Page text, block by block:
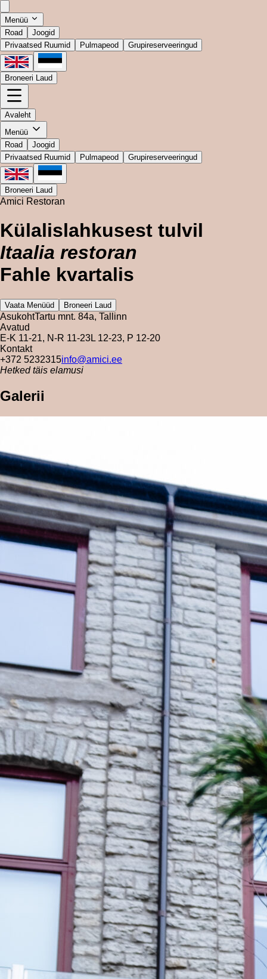
Menüü
Road
Joogid
Privaatsed Ruumid
Pulmapeod Grupireserveeringud
Broneeri Laud
Avaleht
Menüü
Road
Joogid
Privaatsed Ruumid
Pulmapeod Grupireserveeringud
Broneeri Laud
Amici Restoran
Külalislahkusest tulvil
Itaalia restoran
Fahle kvartalis
Vaata Menüüd Broneeri Laud
AsukohtTartu mnt. 84a, Tallinn
Avatud
E-K 11-21, N-R 11-23L 12-23, P 12-20
Kontakt
+372 5232315info@amici.ee
Hetked täis elamusi
Galerii